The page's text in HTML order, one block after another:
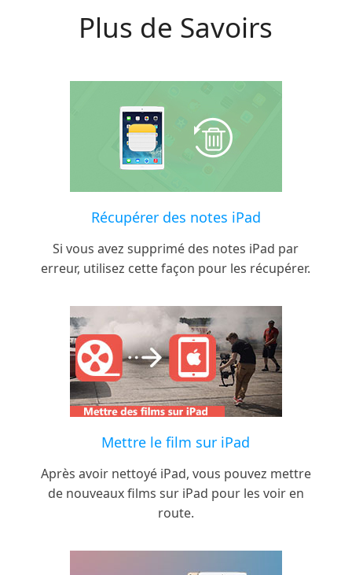
Plus de Savoirs
Récupérer des notes iPad
Si vous avez supprimé des notes iPad par
erreur, utilisez cette façon pour les récupérer.
Mettre le film sur iPad
Après avoir nettoyé iPad, vous pouvez mettre
de nouveaux films sur iPad pour les voir en
route.